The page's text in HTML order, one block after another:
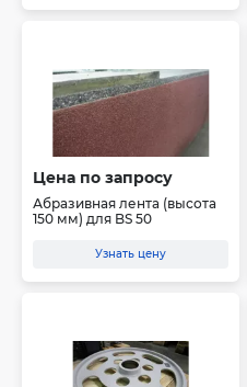
Цена по запросу
Абразивная лента (высота
150 мм) для BS 50
Узнать цену